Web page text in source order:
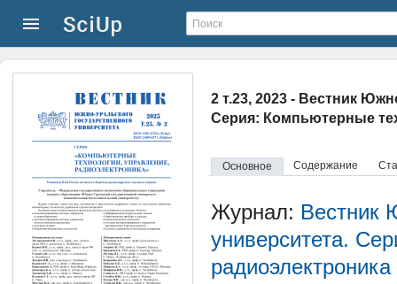
2 т.23, 2023 - Вестник
Серия: Компьютерные
Основное Содержание
Журнал: Вестник
университета.
радиоэлектроника